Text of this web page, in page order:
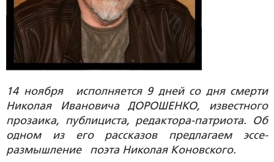
14 ноября исполняется 9 дней со дня смерти
Николая Ивановича ДОРОШЕНКО, известного
прозаика, публициста, редактора-патриота. Об
одном из его рассказов предлагаем эссе-
размышление поэта Николая Коновского.